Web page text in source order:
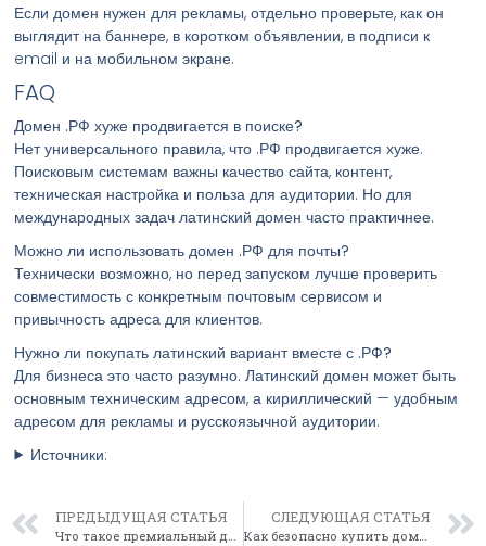
Если домен нужен для рекламы, отдельно проверьте, как он
выглядит на баннере, в коротком объявлении, в подписи к
email и на мобильном экране.
FAQ
Домен .РФ хуже продвигается в поиске?
Нет универсального правила, что .РФ продвигается хуже.
Поисковым системам важны качество сайта, контент,
техническая настройка и польза для аудитории. Но для
международных задач латинский домен часто практичнее.
Можно ли использовать домен .РФ для почты?
Технически возможно, но перед запуском лучше проверить
совместимость с конкретным почтовым сервисом и
привычность адреса для клиентов.
Нужно ли покупать латинский вариант вместе с .РФ?
Для бизнеса это часто разумно. Латинский домен может быть
основным техническим адресом, а кириллический — удобным
адресом для рекламы и русскоязычной аудитории.
Источники:
ПРЕДЫДУЩАЯ СТАТЬЯ
Что такое премиальный домен и почему он стоит дороже обычного
СЛЕДУЮЩАЯ СТАТЬЯ
Как безопасно купить домен у владельца: порядок сделки и проверки